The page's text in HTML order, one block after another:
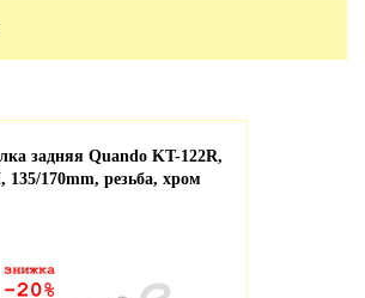
задняя Quando KT-122R,
135/170mm, резьба, хром